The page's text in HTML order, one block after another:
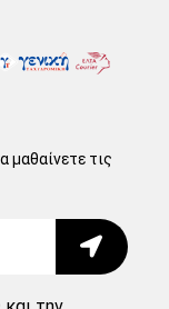
μαθαίνετε τις
Submit